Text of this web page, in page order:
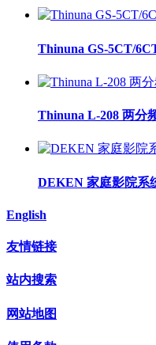
Thinuna GS-5CT/
Thinuna L-208 两分
DEKEN 家庭影院系
English
友情链接
站内搜索
网站地图